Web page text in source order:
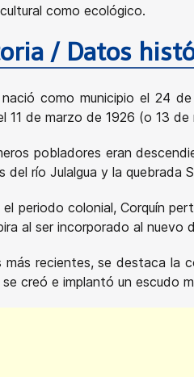
como ecológico.
/ Datos
nació como municipio el 24
11 de marzo de 1926 (o 13
pobladores eran
del río Julalgua y la
el periodo colonial, Corquín
al ser incorporado al nuevo
más recientes, se destaca la
creó e implantó un escudo